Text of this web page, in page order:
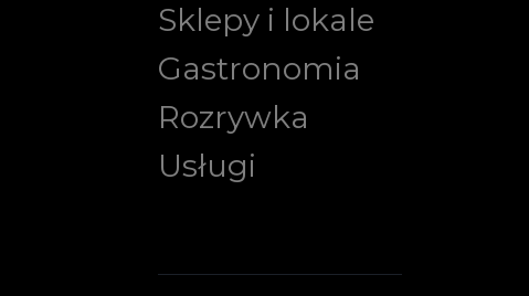
Sklepy i lokale
Gastronomia
Rozrywka
Usługi